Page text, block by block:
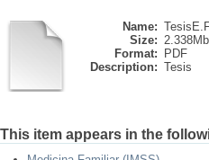
Name:
Size: 2.338Mb
Format:
PDF
Description: Tesis
This item appears in the